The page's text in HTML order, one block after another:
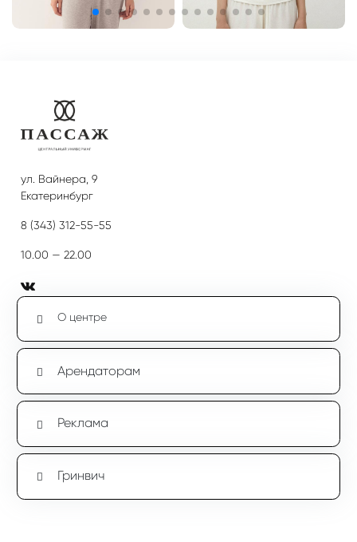
ул. Вайнера, 9
Екатеринбург
8 (343) 312-55-55
10.00 — 22.00
О центре
Арендаторам
Реклама
Гринвич